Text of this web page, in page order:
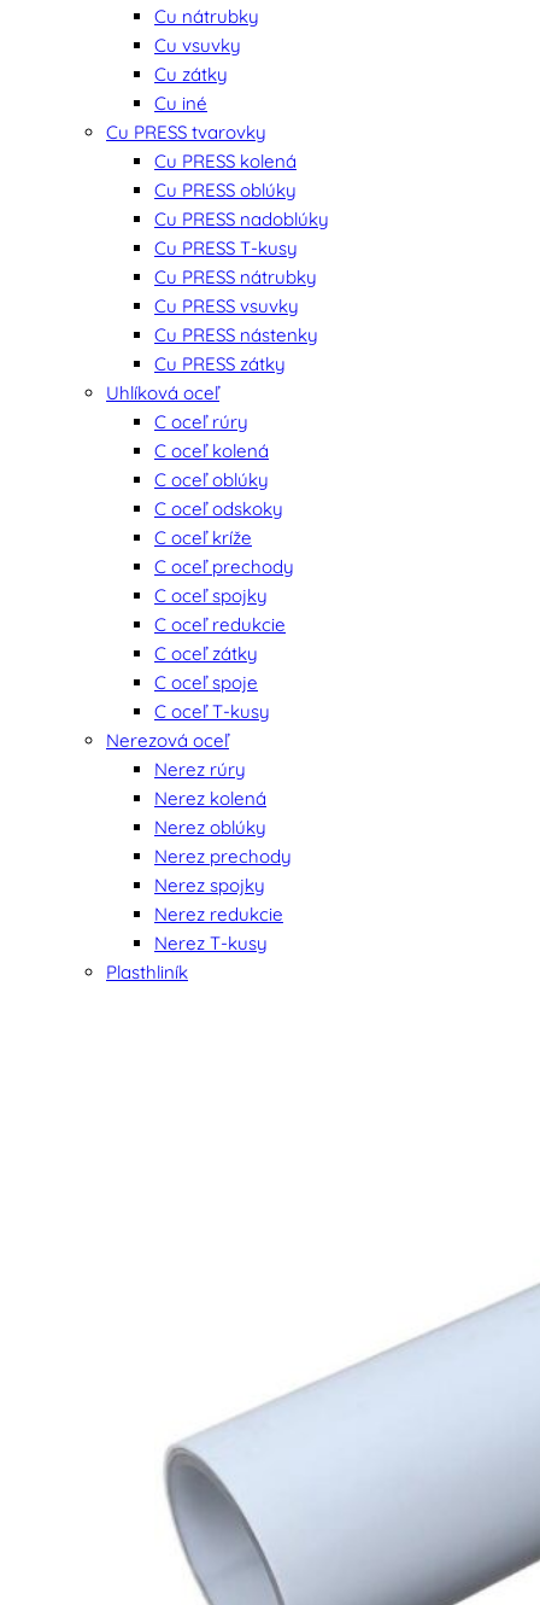
Cu nátrubky
Cu vsuvky
Cu zátky
Cu iné
Cu PRESS tvarovky
Cu PRESS kolená
Cu PRESS oblúky
Cu PRESS nadoblúky
Cu PRESS T-kusy
Cu PRESS nátrubky
Cu PRESS vsuvky
Cu PRESS nástenky
Cu PRESS zátky
Uhlíková oceľ
C oceľ rúry
C oceľ kolená
C oceľ oblúky
C oceľ odskoky
C oceľ kríže
C oceľ prechody
C oceľ spojky
C oceľ redukcie
C oceľ zátky
C oceľ spoje
C oceľ T-kusy
Nerezová oceľ
Nerez rúry
Nerez kolená
Nerez oblúky
Nerez prechody
Nerez spojky
Nerez redukcie
Nerez T-kusy
Plasthliník